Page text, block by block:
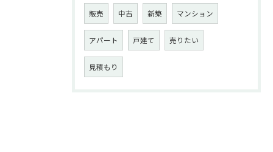
販売 中古 新築 マンション
アパート 戸建て 売りたい
見積もり